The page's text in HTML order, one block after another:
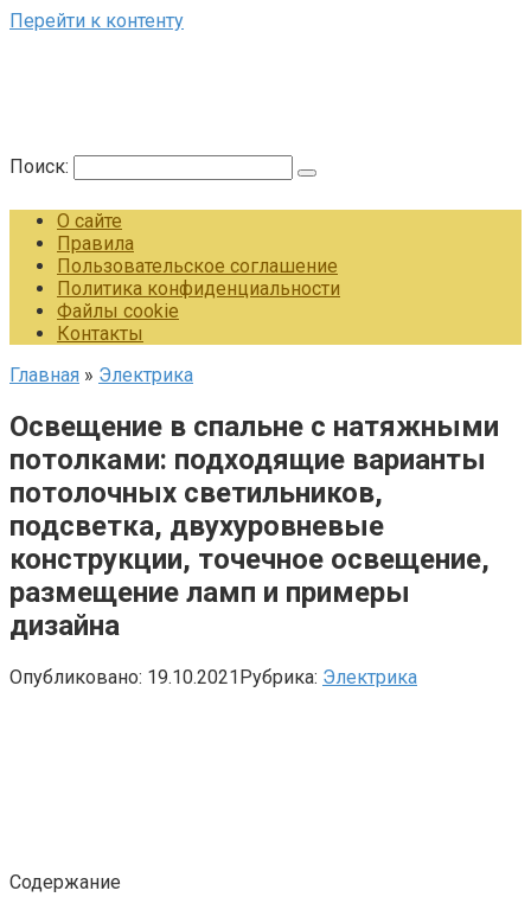
Перейти к контенту
Поиск:
О сайте
Правила
Пользовательское соглашение
Политика конфиденциальности
Файлы cookie
Контакты
Главная » Электрика
Освещение в спальне с натяжными
потолками: подходящие варианты
потолочных светильников,
подсветка, двухуровневые
конструкции, точечное освещение,
размещение ламп и примеры
дизайна
Опубликовано: 19.10.2021Рубрика: Электрика
Содержание